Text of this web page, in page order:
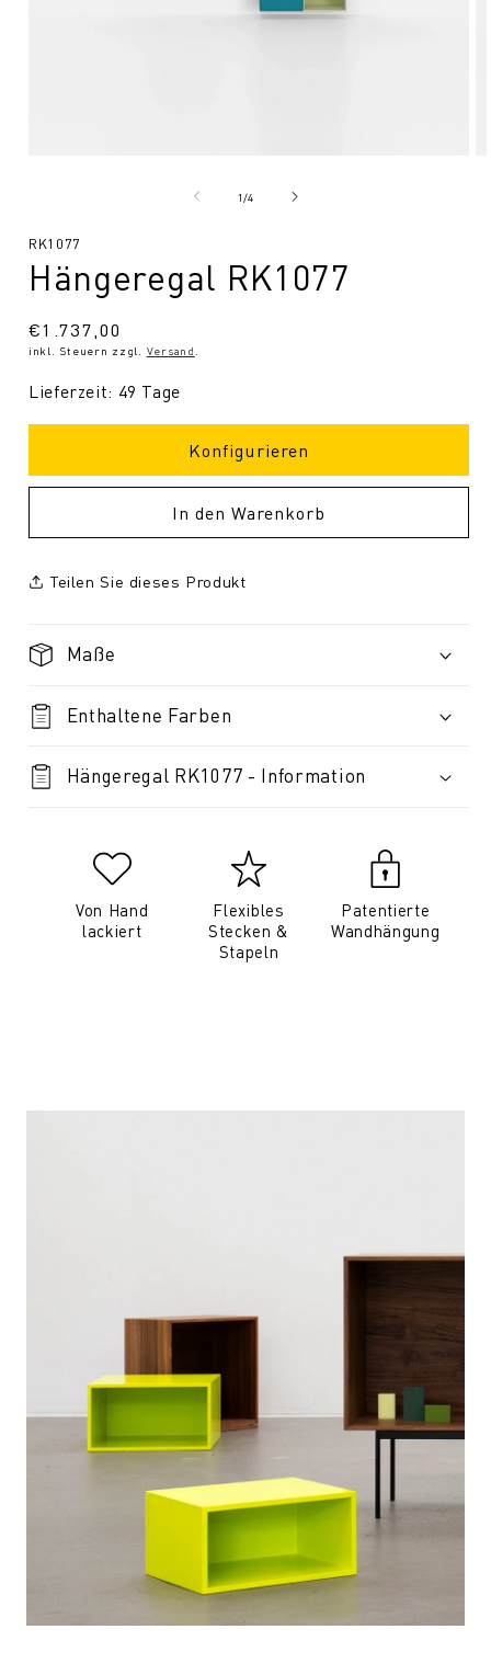
1/von
4
SKU:
RK1077
Hängeregal RK1077
Normaler
Preis
€1.737,00
inkl. Steuern zzgl. Versand
Lieferzeit: 49 Tage
Konfigurieren
In den Warenkorb
Teilen Sie dieses Produkt
Maße
Enthaltene Farben
Hängeregal RK1077 - Information
Von Hand
lackiert
Flexibles
Stecken &
Stapeln
Patentierte
Wandhängung